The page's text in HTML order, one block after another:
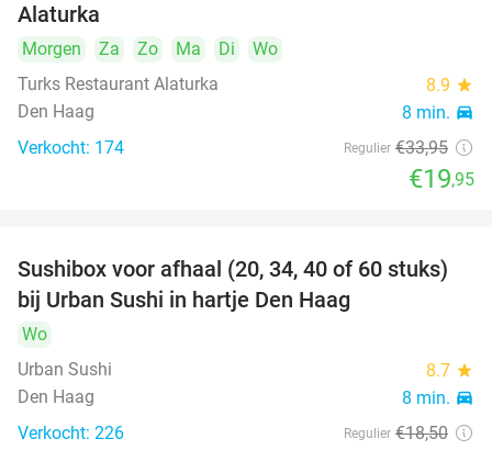
Alaturka
Morgen Za Zo Ma Di
Wo
Turks Restaurant Alaturka
8.9 star
Den Haag 8 min. directions_car
Verkocht: 174 Regulier €33,95
€19,95
49%
Sushibox voor afhaal (20, 34, 40 of 60 stuks)
bij Urban Sushi in hartje Den Haag
Wo
Urban Sushi
8.7 star
Den Haag 8 min. directions_car
Verkocht: 226 Regulier €18,50